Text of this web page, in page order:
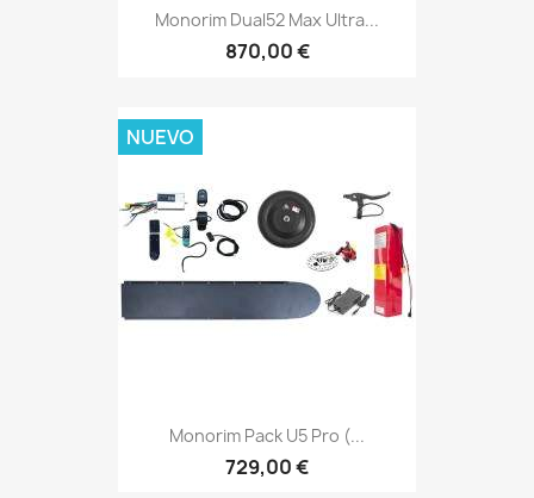
Monorim Dual52 Max Ultra...
870,00 €
Monorim Pack U5 Pro (...
729,00 €
NUEVO